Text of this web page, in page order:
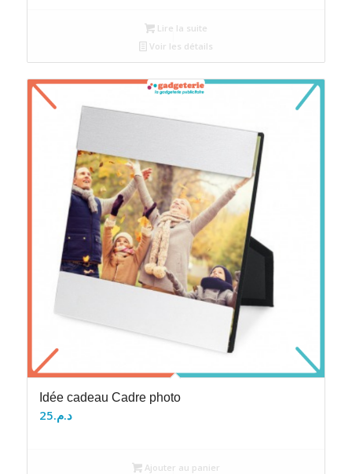
Lire la suite
Voir les détails
Idée cadeau Cadre photo
د.م.25
Ajouter au panier